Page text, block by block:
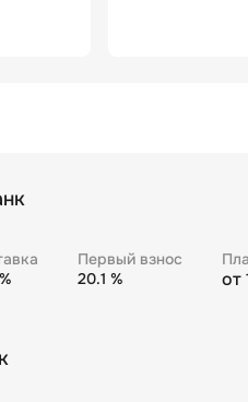
%
Первый взнос
20.1 % от